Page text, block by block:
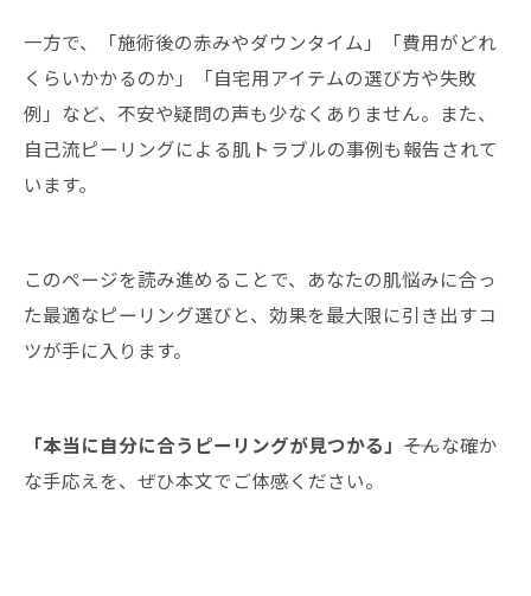
一方で、「施術後の赤みやダウンタイム」「費用がどれ
くらいかかるのか」「自宅用アイテムの選び方や失敗
例」など、不安や疑問の声も少なくありません。また、
自己流ピーリングによる肌トラブルの事例も報告されて
います。
このページを読み進めることで、あなたの肌悩みに合っ
た最適なピーリング選びと、効果を最大限に引き出すコ
ツが手に入ります。
「本当に自分に合うピーリングが見つかる」 ――そんな確か
な手応えを、ぜひ本文でご体感ください。